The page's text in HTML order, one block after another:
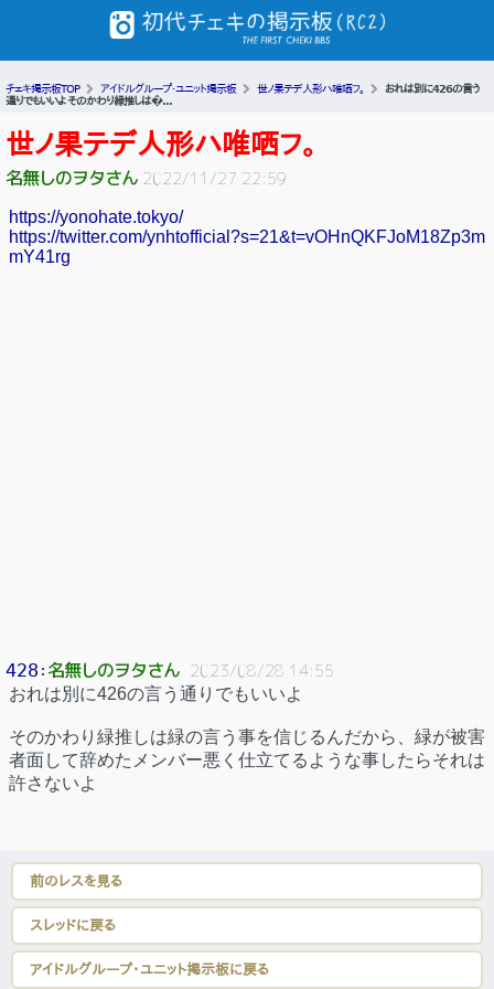
チェキ掲示板TOP アイドルグループ・ユニット掲示板 世ノ果テデ人形ハ唯哂フ。
おれは別に426の言う
通りでもいいよ そのかわり緑推しは�...
世ノ果テデ人形ハ唯哂フ。
名無しのヲタさん 2022/11/27 22:59
https://yonohate.tokyo/
https://twitter.com/ynhtofficial?s=21&t=vOHnQKFJoM18Zp3m
mY41rg
428 ：名無しのヲタさん 2023/08/28 14:55
おれは別に426の言う通りでもいいよ
そのかわり緑推しは緑の言う事を信じるんだから、緑が被害
者面して辞めたメンバー悪く仕立てるような事したらそれは
許さないよ
前のレスを見る
スレッドに戻る
アイドルグループ・ユニット掲示板に戻る